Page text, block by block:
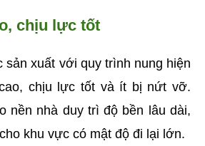
chịu lực tốt
sản xuất với quy trình nung hiện
chịu lực tốt và ít bị nứt vỡ.
nền nhà duy trì độ bền lâu dài,
khu vực có mật độ đi lại lớn.